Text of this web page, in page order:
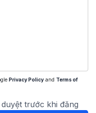
Privacy Policy and Terms of
trước khi đăng